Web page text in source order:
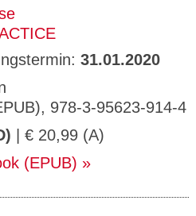
31.01.2020
978-3-95623-914-4
| € 20,99 (A)
(EPUB)